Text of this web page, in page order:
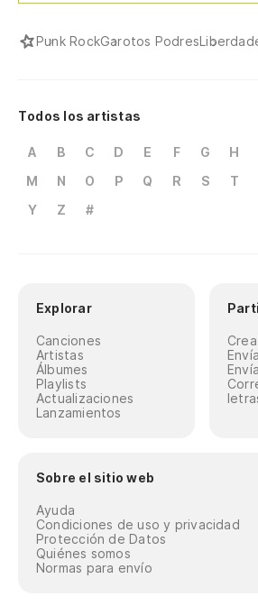
Punk RockGarotos Podres
Todos los artistas
A B C D E F G H
M
N O P Q R S T
Y
Z #
Explorar
Canciones
Artistas
Álbumes
Playlists
Actualizaciones
Lanzamientos
Sobre el sitio web
Ayuda
Condiciones de uso y privacidad
Protección de Datos
Quiénes somos
Normas para envío